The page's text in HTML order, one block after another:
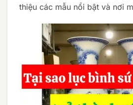
thiệu các mẫu nổi bật và nơi